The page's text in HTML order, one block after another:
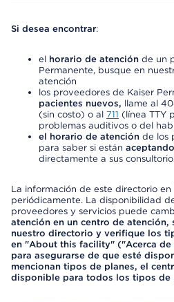
Si desea encontrar:
el horario de atención de un
Permanente, busque en
atención
los proveedores de Kaiser
pacientes nuevos, llame al
(sin costo) o al 711 (línea TTY
problemas auditivos o del
el horario de atención de los
para saber si están
directamente a sus
La información de este directorio en
periódicamente. La disponibilidad
proveedores y servicios puede
atención en un centro de atención,
nuestro directorio y verifique los
en "About this facility" ("Acerca
para asegurarse de que esté
mencionan tipos de planes, el
disponible para todos los tipos de